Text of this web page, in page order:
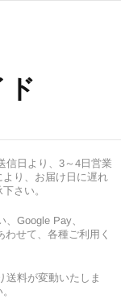
信日より、3～4日営業
り、お届け日に遅れ
さい。
Google Pay、
せて、各種ご利用く
送料が変動いたしま